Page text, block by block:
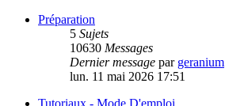
Préparation
5 Sujets
10630 Messages
Dernier message par geranium
lun. 11 mai 2026 17:51
Tutoriaux - Mode D'emploi